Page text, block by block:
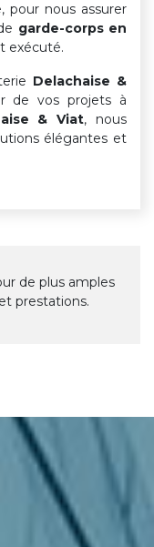
pour nous assurer
garde-corps en
exécuté.
Delachaise &
de vos projets à
& Viat, nous
élégantes et
de plus amples
prestations.